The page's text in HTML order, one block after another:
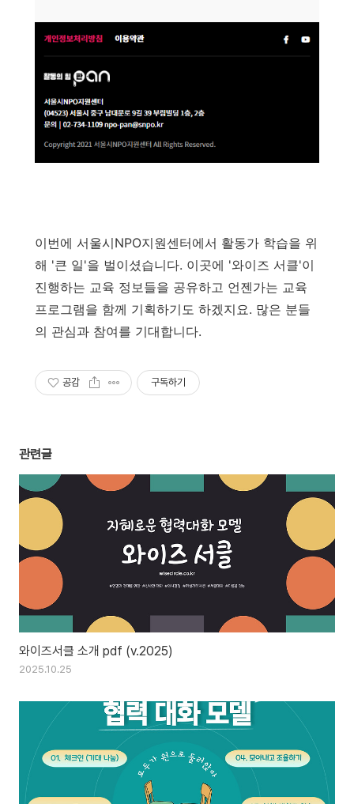
이번에 서울시NPO지원센터에서 활동가 학습을 위
해 '큰 일'을 벌이셨습니다. 이곳에 '와이즈 서클'이
진행하는 교육 정보들을 공유하고 언젠가는 교육
프로그램을 함께 기획하기도 하겠지요. 많은 분들
의 관심과 참여를 기대합니다.
공감 구독하기
관련글
와이즈서클 소개 pdf (v.2025)
2025.10.25